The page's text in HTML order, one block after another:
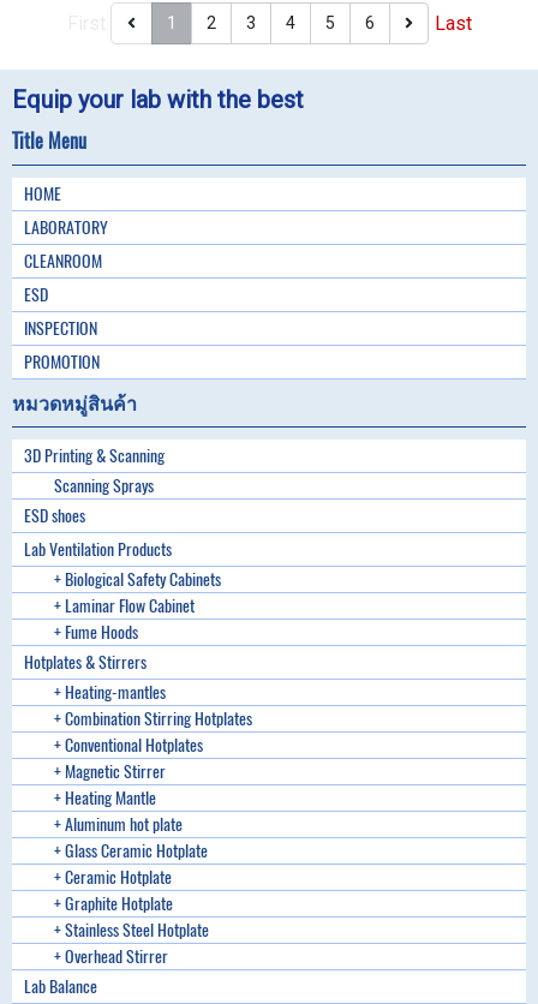
1 2 3 4 5 6 Last
Equip your lab with the best
Title Menu
HOME
LABORATORY
CLEANROOM
ESD
INSPECTION
PROMOTION
หมวดหมู่สินค้า
3D Printing & Scanning
Scanning Sprays
ESD shoes
Lab Ventilation Products
+ Biological Safety Cabinets
+ Laminar Flow Cabinet
+ Fume Hoods
Hotplates & Stirrers
+ Heating-mantles
+ Combination Stirring Hotplates
+ Conventional Hotplates
+ Magnetic Stirrer
+ Heating Mantle
+ Aluminum hot plate
+ Glass Ceramic Hotplate
+ Ceramic Hotplate
+ Graphite Hotplate
+ Stainless Steel Hotplate
+ Overhead Stirrer
Lab Balance